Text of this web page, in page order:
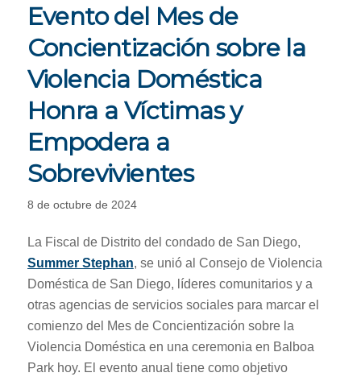
Evento del Mes de
Concientización sobre la
Violencia Doméstica
Honra a Víctimas y
Empodera a
Sobrevivientes
8 de octubre de 2024
La Fiscal de Distrito del condado de San Diego,
Summer Stephan, se unió al Consejo de Violencia
Doméstica de San Diego, líderes comunitarios y a
otras agencias de servicios sociales para marcar el
comienzo del Mes de Concientización sobre la
Violencia Doméstica en una ceremonia en Balboa
Park hoy. El evento anual tiene como objetivo